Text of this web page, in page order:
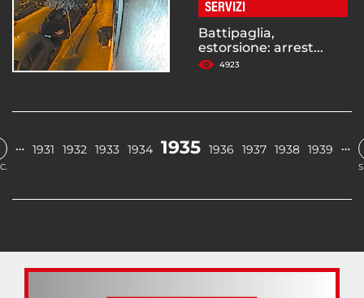
SERVIZI
Battipaglia,
estorsione: arrest...
4923
… 1931 1932 1933 1934 1935 1936 1937 1938 1939 …